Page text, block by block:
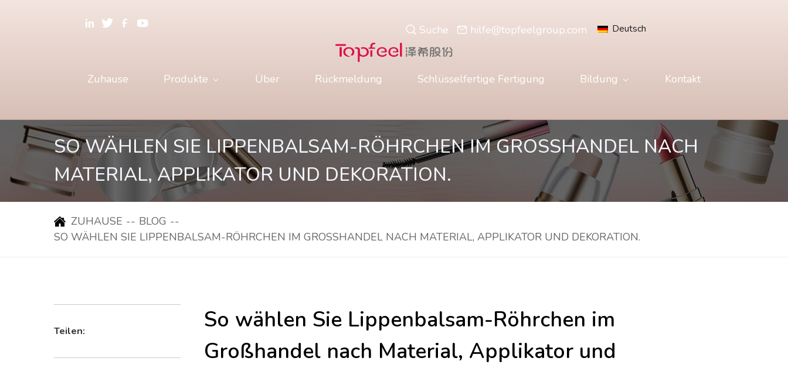
Suche hilfe@topfeelgroup.com Deutsch
Zuhause Produkte Über Rückmeldung Schlüsselfertige Fertigung Bildung Kontakt
SO WÄHLEN SIE LIPPENBALSAM-RÖHRCHEN IM GROSSHANDEL NACH M
ATERIAL, APPLIKATOR UND DEKORATION.
ZUHAUSE -- BLOG --
SO WÄHLEN SIE LIPPENBALSAM-RÖHRCHEN IM GROSSHANDEL NACH MATERIAL, APPLIKATOR UND DEKORATION.
So wählen Sie Lippenbalsam-Röhrchen im
Großhandel nach Material, Applikator und
Teilen: